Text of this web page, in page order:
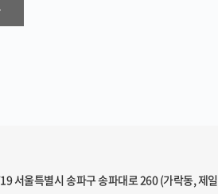
서울특별시 송파구 송파대로 260 (가락동, 제